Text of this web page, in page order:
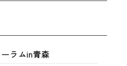
ラムin青森